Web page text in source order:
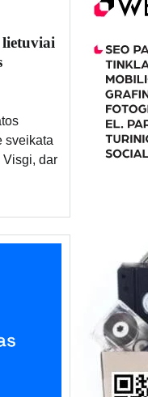
lietuviai
sveikata
dar